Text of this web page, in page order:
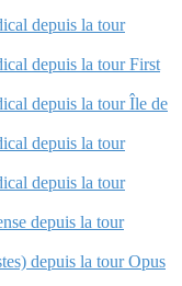
depuis la tour
depuis la tour First
depuis la tour Île de
depuis la tour
depuis la tour
depuis la tour
depuis la tour Opus